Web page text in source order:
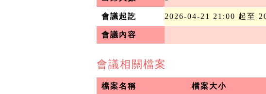
會議起訖 2026-04-21 21:00 起至
會議內容
會議相關檔案
檔案名稱 檔案大小